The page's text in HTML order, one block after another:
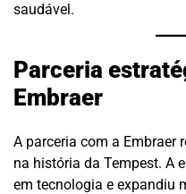
saudável.
Parceria
Embraer
A parceria com a Embraer
na história da Tempest. A
em tecnologia e expandiu